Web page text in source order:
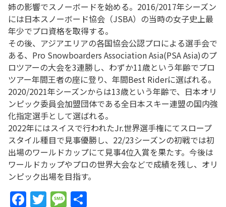
姉の影響でスノーボードを始める。2016/2017年シーズン
には日本スノーボード協会（JSBA）の当時の女子史上最
年少でプロ資格を取得する。
その後、アジアエリアの各国協会公認プロによる選手会で
ある、Pro Snowboarders Association Asia(PSA Asia)のプ
ロツアーの大会を3連勝し、わずか11歳という年齢でプロ
ツアー年間王者の座に登り、年間Best Riderに選ばれる。
2020/2021年シーズンからは13歳という年齢で、日本オリ
ンピック委員会加盟団体である全日本スキー連盟の国内強
化指定選手として選ばれる。
2022年にはスイスで行われたJr.世界選手権にてスロープ
スタイル種目で見事優勝し、22/23シーズンの初戦では初
出場のワールドカップにて見事4位入賞を果たす。今後は
ワールドカップやプロの世界大会などで成績を残し、オリ
ンピック出場を目指す。
Facebook
TwitterMessage